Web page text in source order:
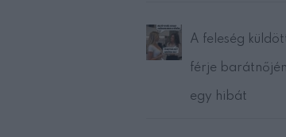
A feleség
férje
egy hibát